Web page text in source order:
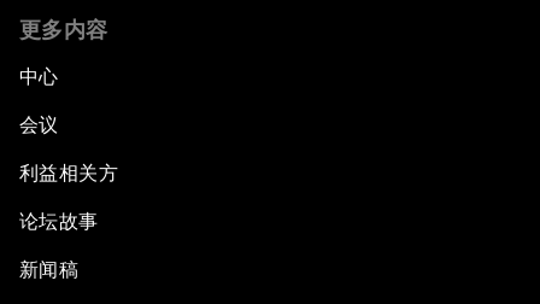
更多内容
中心
会议
利益相关方
论坛故事
新闻稿